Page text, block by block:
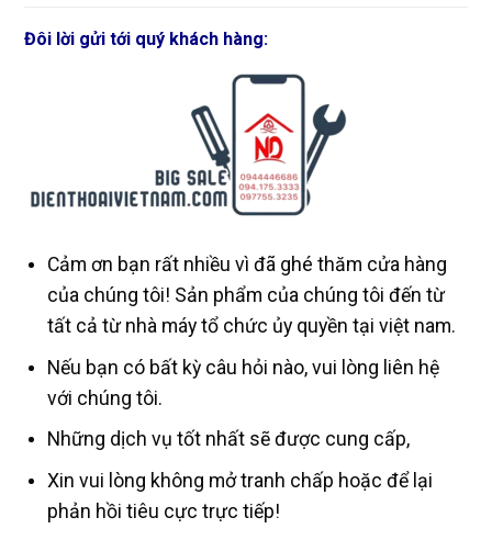
Đôi lời gửi tới quý khách hàng:
Cảm ơn bạn rất nhiều vì đã ghé thăm cửa hàng
của chúng tôi! Sản phẩm của chúng tôi đến từ
tất cả từ nhà máy tổ chức ủy quyền tại việt nam.
Nếu bạn có bất kỳ câu hỏi nào, vui lòng liên hệ
với chúng tôi.
Những dịch vụ tốt nhất sẽ được cung cấp,
Xin vui lòng không mở tranh chấp hoặc để lại
phản hồi tiêu cực trực tiếp!